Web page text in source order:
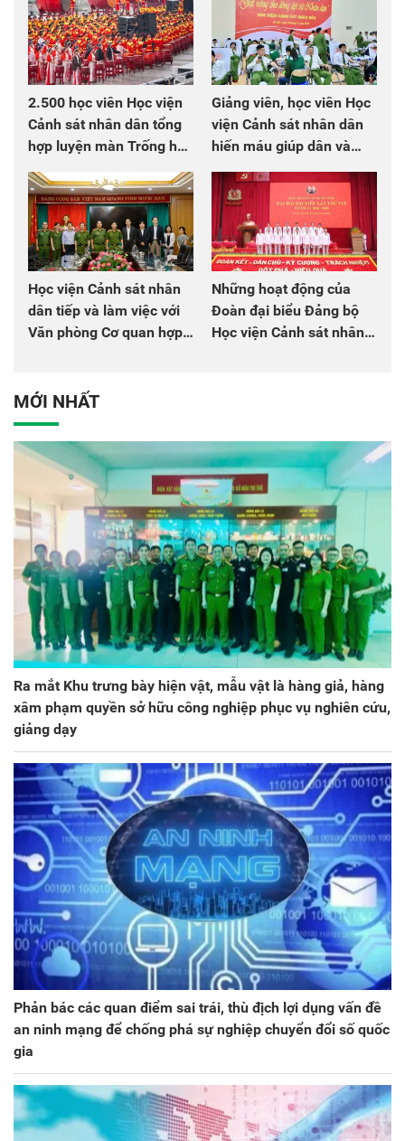
2.500 học viên Học viện
Cảnh sát nhân dân tổng
hợp luyện màn Trống hội
chào mừng Đại hội Đảng
Giảng viên, học viên Học
viện Cảnh sát nhân dân
hiến máu giúp dân và
đồng đội
Học viện Cảnh sát nhân
dân tiếp và làm việc với
Văn phòng Cơ quan hợp
Những hoạt động của
Đoàn đại biểu Đảng bộ
Học viện Cảnh sát nhân
MỚI NHẤT
Ra mắt Khu trưng bày hiện vật, mẫu vật là hàng giả, hàng
xâm phạm quyền sở hữu công nghiệp phục vụ nghiên cứu,
giảng dạy
Phản bác các quan điểm sai trái, thù địch lợi dụng vấn đề
an ninh mạng để chống phá sự nghiệp chuyển đổi số quốc
gia